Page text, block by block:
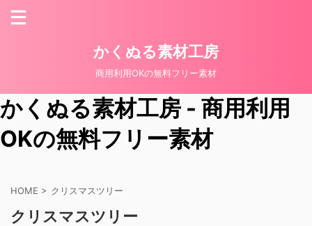
かくぬる素材工房
商用利用OKの無料フリー素材
かくぬる素材工房 - 商用利用
OKの無料フリー素材
HOME > クリスマスツリー
クリスマスツリー